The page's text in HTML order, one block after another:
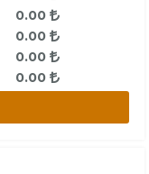
0.00
0.00
0.00
0.00